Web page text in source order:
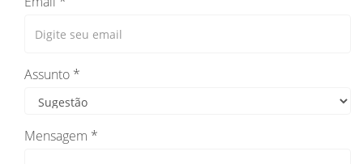
Assunto *
Mensagem *